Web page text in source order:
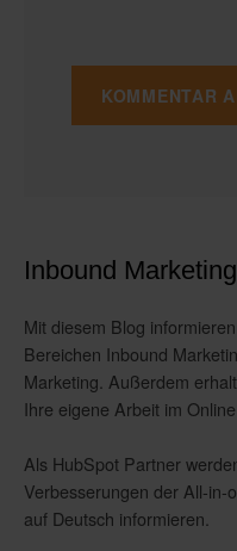
Inbound
Mit diesem Blog
Bereichen Inbound
Marketing. Außerdem
Ihre eigene Arbeit im
Als HubSpot Partner
Verbesserungen der All-
auf Deutsch informieren.